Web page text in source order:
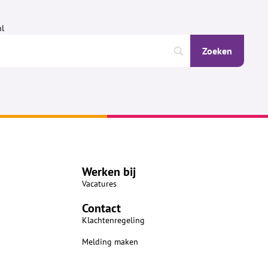
Werken bij
Vacatures
Contact
Klachtenregeling
Melding maken